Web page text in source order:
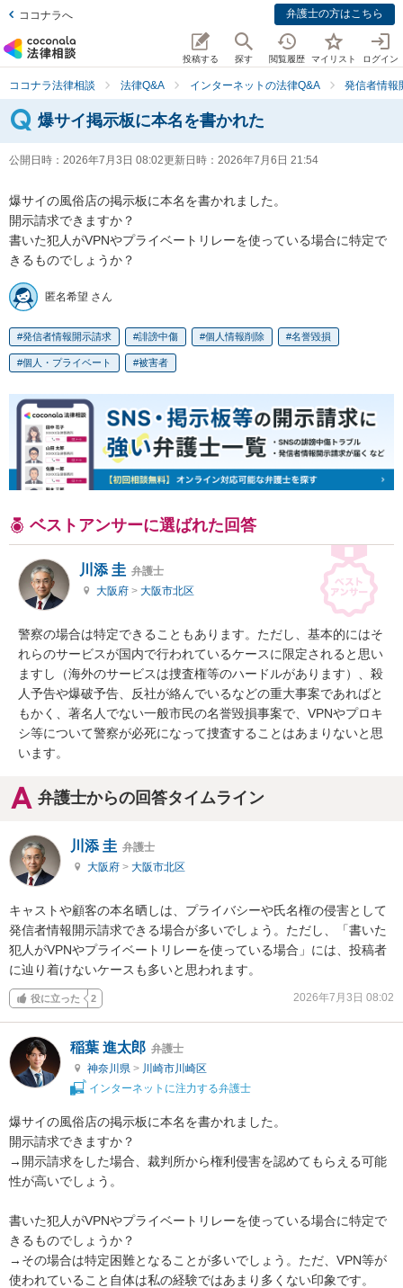
ココナラへ 弁護士の方はこちら
投稿する 探す 閲覧履歴 マイリスト ログイン
ココナラ法律相談 法律Q&A インターネットの法律Q&A 発信者情報
爆サイ掲示板に本名を書かれた
公開日時： 2026年7月3日 08:02更新日時： 2026年7月6日 21:54
爆サイの風俗店の掲示板に本名を書かれました。
開示請求できますか？
書いた犯人がVPNやプライベートリレーを使っている場合に特定で
きるものでしょうか？
匿名希望 さん
発信者情報開示請求 誹謗中傷 個人情報削除 名誉毀損
個人・プライベート 被害者
ベストアンサーに選ばれた回答
川添 圭 弁護士
大阪府 > 大阪市北区
警察の場合は特定できることもあります。ただし、基本的にはそ
れらのサービスが国内で行われているケースに限定されると思い
ますし（海外のサービスは捜査権等のハードルがあります）、殺
人予告や爆破予告、反社が絡んでいるなどの重大事案であればと
もかく、著名人でない一般市民の名誉毀損事案で、VPNやプロキ
シ等について警察が必死になって捜査することはあまりないと思
います。
弁護士からの回答タイムライン
川添 圭 弁護士
大阪府 > 大阪市北区
キャストや顧客の本名晒しは、プライバシーや氏名権の侵害として
発信者情報開示請求できる場合が多いでしょう。ただし、「書いた
犯人がVPNやプライベートリレーを使っている場合」には、投稿者
に辿り着けないケースも多いと思われます。
役に立った 2 2026年7月3日 08:02
稲葉 進太郎 弁護士
神奈川県 > 川崎市川崎区
インターネットに注力する弁護士
爆サイの風俗店の掲示板に本名を書かれました。
開示請求できますか？
→開示請求をした場合、裁判所から権利侵害を認めてもらえる可能
性が高いでしょう。
書いた犯人がVPNやプライベートリレーを使っている場合に特定で
きるものでしょうか？
→その場合は特定困難となることが多いでしょう。ただ、VPN等が
使われていること自体は私の経験ではあまり多くない印象です。